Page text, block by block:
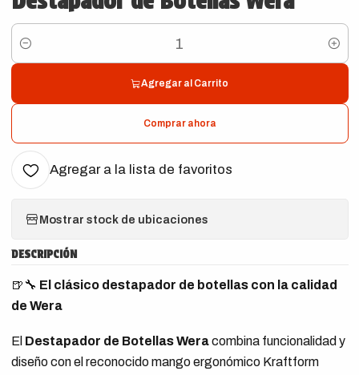
Cantidad
Agregar al Carrito
Comprar ahora
Agregar a la lista de favoritos
Mostrar stock de ubicaciones
DESCRIPCIÓN
🍺🔧 El clásico destapador de botellas con la calidad
de Wera
El Destapador de Botellas Weracombina funcionalidad y
diseño con el reconocido mango ergonómico Kraftform